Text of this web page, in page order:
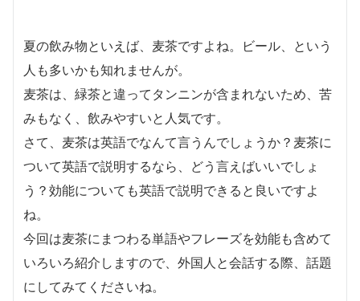
夏の飲み物といえば、麦茶ですよね。ビール、という
人も多いかも知れませんが。
麦茶は、緑茶と違ってタンニンが含まれないため、苦
みもなく、飲みやすいと人気です。
さて、麦茶は英語でなんて言うんでしょうか？麦茶に
ついて英語で説明するなら、どう言えばいいでしょ
う？効能についても英語で説明できると良いですよ
ね。
今回は麦茶にまつわる単語やフレーズを効能も含めて
いろいろ紹介しますので、外国人と会話する際、話題
にしてみてくださいね。